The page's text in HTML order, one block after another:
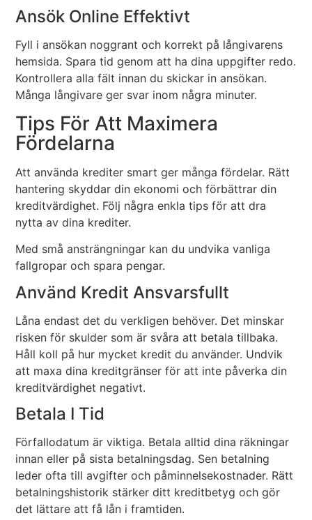
Ansök Online Effektivt
Fyll i ansökan noggrant och korrekt på långivarens
hemsida. Spara tid genom att ha dina uppgifter redo.
Kontrollera alla fält innan du skickar in ansökan.
Många långivare ger svar inom några minuter.
Tips För Att Maximera
Fördelarna
Att använda krediter smart ger många fördelar. Rätt
hantering skyddar din ekonomi och förbättrar din
kreditvärdighet. Följ några enkla tips för att dra
nytta av dina krediter.
Med små ansträngningar kan du undvika vanliga
fallgropar och spara pengar.
Använd Kredit Ansvarsfullt
Låna endast det du verkligen behöver. Det minskar
risken för skulder som är svåra att betala tillbaka.
Håll koll på hur mycket kredit du använder. Undvik
att maxa dina kreditgränser för att inte påverka din
kreditvärdighet negativt.
Betala I Tid
Förfallodatum är viktiga. Betala alltid dina räkningar
innan eller på sista betalningsdag. Sen betalning
leder ofta till avgifter och påminnelsekostnader. Rätt
betalningshistorik stärker ditt kreditbetyg och gör
det lättare att få lån i framtiden.